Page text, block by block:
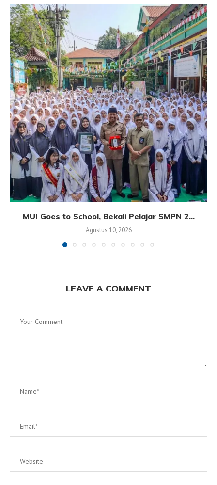
MUI Goes to School, Bekali Pelajar SMPN 2...
Agustus 10, 2026
LEAVE A COMMENT